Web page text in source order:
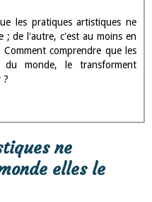
les pratiques artistiques ne
; de l'autre, c'est au moins en
comprendre que les
du monde, le transforment
?
ne
elles le